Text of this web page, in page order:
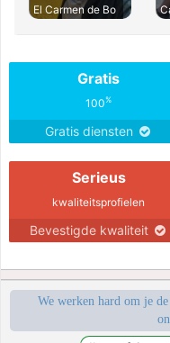
El Carmen de Bo
Gratis
100%
Gratis diensten
Serieus
kwaliteitsprofielen
Bevestigde kwaliteit
We werken hard om je